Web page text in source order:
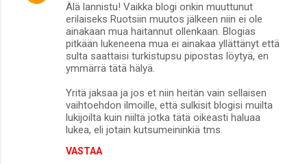
Älä lannistu! Vaikka blogi onkin muuttunut
erilaiseks Ruotsiin muutos jälkeen niin ei ole
ainakaan mua haitannut ollenkaan. Blogias
pitkään lukeneena mua ei ainakaa yllättänyt että
sulta saattaisi turkistupsu pipostas löytyä, en
ymmärrä tätä hälyä.
Yritä jaksaa ja jos et niin heitän vain sellaisen
vaihtoehdon ilmoille, että sulkisit blogisi muilta
lukijoilta kuin niiltä jotka tätä oikeasti haluaa
lukea, eli jotain kutsumeininkiä tms.
VASTAA